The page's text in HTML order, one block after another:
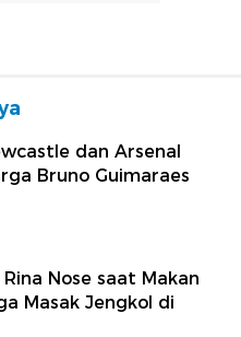
dan Arsenal
Bruno Guimaraes
Nose saat Makan
Masak Jengkol di